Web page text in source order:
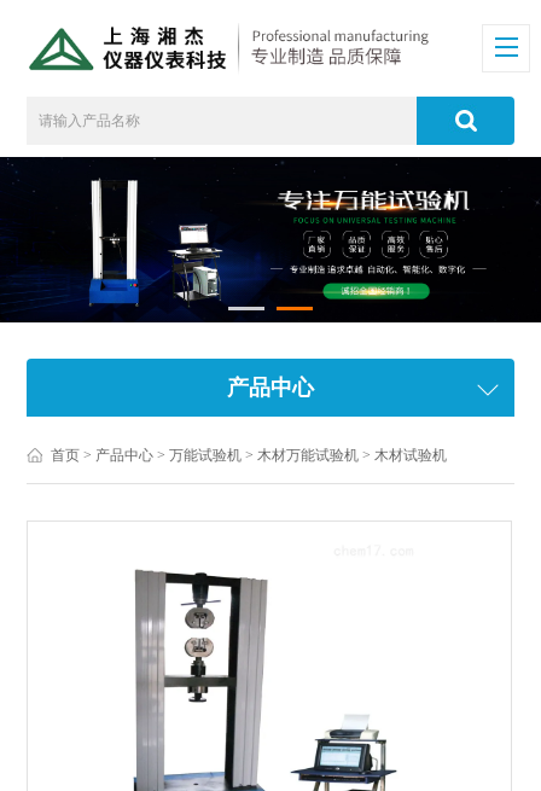
产品中心
首页 > 产品中心 >万能试验机 >木材万能试验机 > 木材试验机